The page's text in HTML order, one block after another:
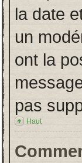
la date
un
ont la
pas
Haut